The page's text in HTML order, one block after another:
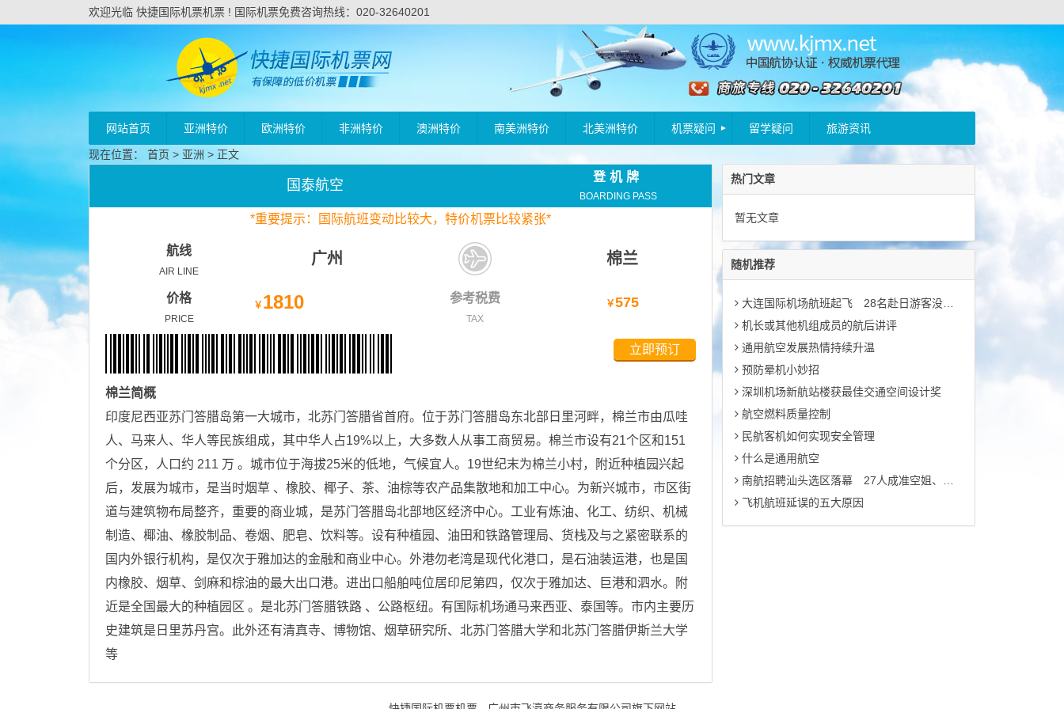
欢迎光临 快捷国际机票机票 ! 国际机票免费咨询热线：020-32640201
网站首页 亚洲特价 欧洲特价 非洲特价 澳洲特价 南美洲特价 北美洲特价 机票疑问 留学疑问 旅游资讯
现在位置： 首页 > 亚洲 > 正文
国泰航空
登机牌
BOARDING PASS
*重要提示：国际航班变动比较大，特价机票比较紧张*
航线
AIR LINE
广州 棉兰
价格
PRICE
￥ 1810 参考税费
TAX
￥575
立即预订
棉兰简概
印度尼西亚苏门答腊岛第一大城市，北苏门答腊省首府。位于苏门答腊岛东北部日里河畔，棉兰市由瓜哇
人、马来人、华人等民族组成，其中华人占19%以上，大多数人从事工商贸易。棉兰市设有21个区和151
个分区，人口约 211 万 。城市位于海拔25米的低地，气候宜人。19世纪末为棉兰小村，附近种植园兴起
后，发展为城市，是当时烟草 、橡胶、椰子、茶、油棕等农产品集散地和加工中心。为新兴城市，市区街
道与建筑物布局整齐，重要的商业城，是苏门答腊岛北部地区经济中心。工业有炼油、化工、纺织、机械
制造、椰油、橡胶制品、卷烟、肥皂、饮料等。设有种植园、油田和铁路管理局、货栈及与之紧密联系的
国内外银行机构，是仅次于雅加达的金融和商业中心。外港勿老湾是现代化港口，是石油装运港，也是国
内橡胶、烟草、剑麻和棕油的最大出口港。进出口船舶吨位居印尼第四，仅次于雅加达、巨港和泗水。附
近是全国最大的种植园区 。是北苏门答腊铁路 、公路枢纽。有国际机场通马来西亚、泰国等。市内主要历
史建筑是日里苏丹宫。此外还有清真寺、博物馆、烟草研究所、北苏门答腊大学和北苏门答腊伊斯兰大学
等
热门文章
暂无文章
随机推荐
大连国际机场航班起飞 28名赴日游客没等来旅行社送护照
机长或其他机组成员的航后讲评
通用航空发展热情持续升温
预防晕机小妙招
深圳机场新航站楼获最佳交通空间设计奖
航空燃料质量控制
民航客机如何实现安全管理
什么是通用航空
南航招聘汕头选区落幕 27人成准空姐、空哥
飞机航班延误的五大原因